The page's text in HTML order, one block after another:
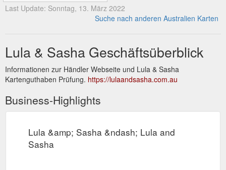
Last Update: Sonntag, 13. März 2022
Suche nach anderen Australien Karten
Lula & Sasha Geschäftsüberblick
Informationen zur Händler Webseite und Lula & Sasha
Kartenguthaben Prüfung. https://lulaandsasha.com.au
Business-Highlights
Lula &amp; Sasha &ndash; Lula and
Sasha